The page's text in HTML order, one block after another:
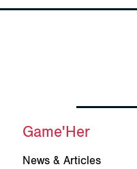
Game'Her
News & Articles